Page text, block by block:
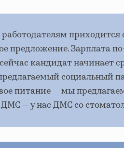
приходится
предложение. Зарплата
кандидат начинает
социальный
питание — мы
— у нас ДМС со